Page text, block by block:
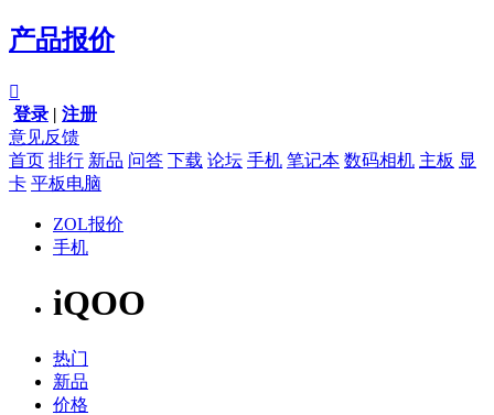
产品报价

登录 | 注册
意见反馈
首页 排行 新品 问答 下载 论坛 手机 笔记本 数码相机 主板 显
卡 平板电脑
ZOL报价
手机
iQOO
热门
新品
价格